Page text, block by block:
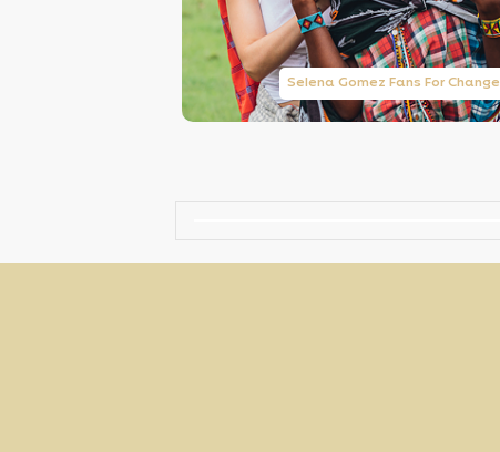
Selena Gomez Fans For Change